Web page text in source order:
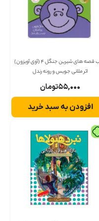
کتاب قصه های شیرین جنگل 4 (آوی آویزون)
اثر ملانی جویس و رونه رندل
۵۵,۰۰۰تومان
افزودن به سبد خرید